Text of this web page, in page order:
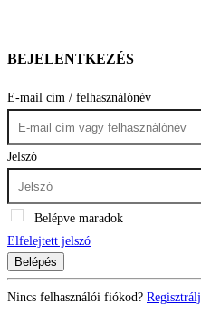
BEJELENTKEZÉS
E-mail cím / felhasználónév
Jelszó
Belépve maradok
Elfelejtett jelszó
Belépés
Nincs felhasználói fiókod? Regisztrálj